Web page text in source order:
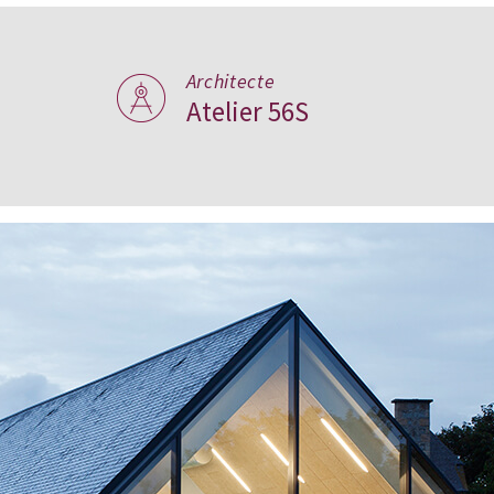
Architecte
Atelier 56S